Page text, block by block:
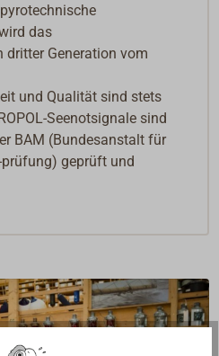
das
dritter Generation vom
und Qualität sind stets
Seenotsignale sind
BAM (Bundesanstalt für
geprüft und